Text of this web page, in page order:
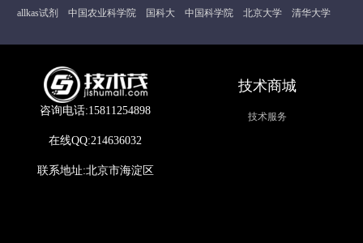
allkas试剂 中国农业科学院 国科大 中国科学院 北京大学 清华大学
咨询电话:15811254898
在线QQ:214636032
联系地址:北京市海淀区
技术商城
技术服务